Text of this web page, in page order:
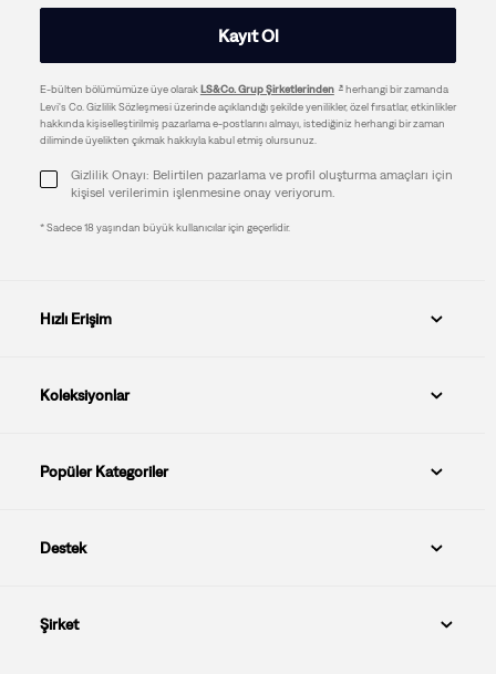
Kayıt Ol
E-bülten bölümümüze üye olarakLS&Co. Grup Şirketlerinden
herhangi bir zamanda
Levi's Co. Gizlilik Sözleşmesi üzerinde açıklandığı şekilde yenilikler, özel fırsatlar, etkinlikler
hakkında kişiselleştirilmiş pazarlama e-postlarını almayı, istediğiniz herhangi bir zaman
diliminde üyelikten çıkmak hakkıyla kabul etmiş olursunuz.
Gizlilik Onayı: Belirtilen pazarlama ve profil oluşturma amaçları için
kişisel verilerimin işlenmesine onay veriyorum.
* Sadece 18 yaşından büyük kullanıcılar için geçerlidir.
Hızlı Erişim
Koleksiyonlar
Popüler Kategoriler
Destek
Şirket